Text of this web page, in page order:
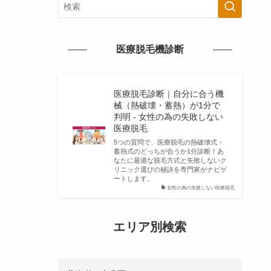
医療脱毛機診断
女性の為の失敗しない医療脱毛
医療脱毛診断｜自分に合う機
械（熱破壊・蓄熱）が1分で
判明 - 女性の為の失敗しない
医療脱毛
5つの質問で、医療脱毛の熱破壊式・
蓄熱式のどっちが合うか1分診断！あ
なたに最適な脱毛方式と失敗しないク
リニック選びの秘訣を専門家がナビゲ
ートします。
エリア別検索